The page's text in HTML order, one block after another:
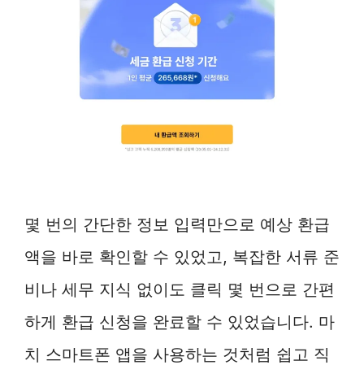
몇 번의 간단한 정보 입력만으로 예상 환급
액을 바로 확인할 수 있었고, 복잡한 서류 준
비나 세무 지식 없이도 클릭 몇 번으로 간편
하게 환급 신청을 완료할 수 있었습니다. 마
치 스마트폰 앱을 사용하는 것처럼 쉽고 직